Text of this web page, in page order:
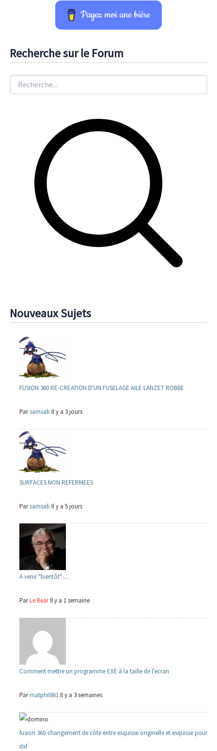
Payez moi une bière
Recherche sur le Forum
Nouveaux Sujets
FUSION 360 RE-CREATION D'UN FUSELAGE AILE LANZET ROBBE
Parsamsab Il y a 3 jours
SURFACES NON REFERMEES
Parsamsab Il y a 5 jours
A venir "bientôt" ....
ParLe BearIl y a 1 semaine
Comment mettre un programme EXE à la taille de l'ecran
Parmatphil861Il y a 3 semaines
fusion 360-changement de côte entre esquisse originelle et esquisse pour
dxf